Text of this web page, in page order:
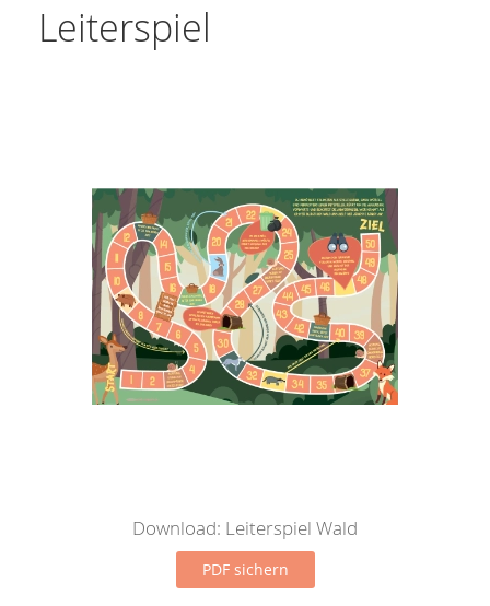
Leiterspiel
Download: Leiterspiel Wald
PDF sichern